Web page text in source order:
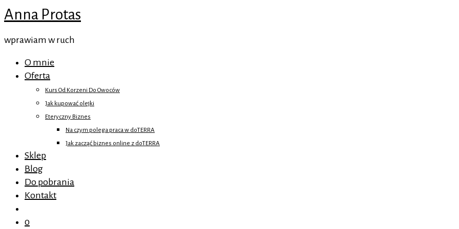
Anna Protas
wprawiam w ruch
O mnie
Oferta
Kurs Od Korzeni Do Owoców
Jak kupować olejki
Eteryczny Biznes
Na czym polega praca w doTERRA
Jak zacząć biznes online z doTERRA
Sklep
Blog
Do pobrania
Kontakt
0